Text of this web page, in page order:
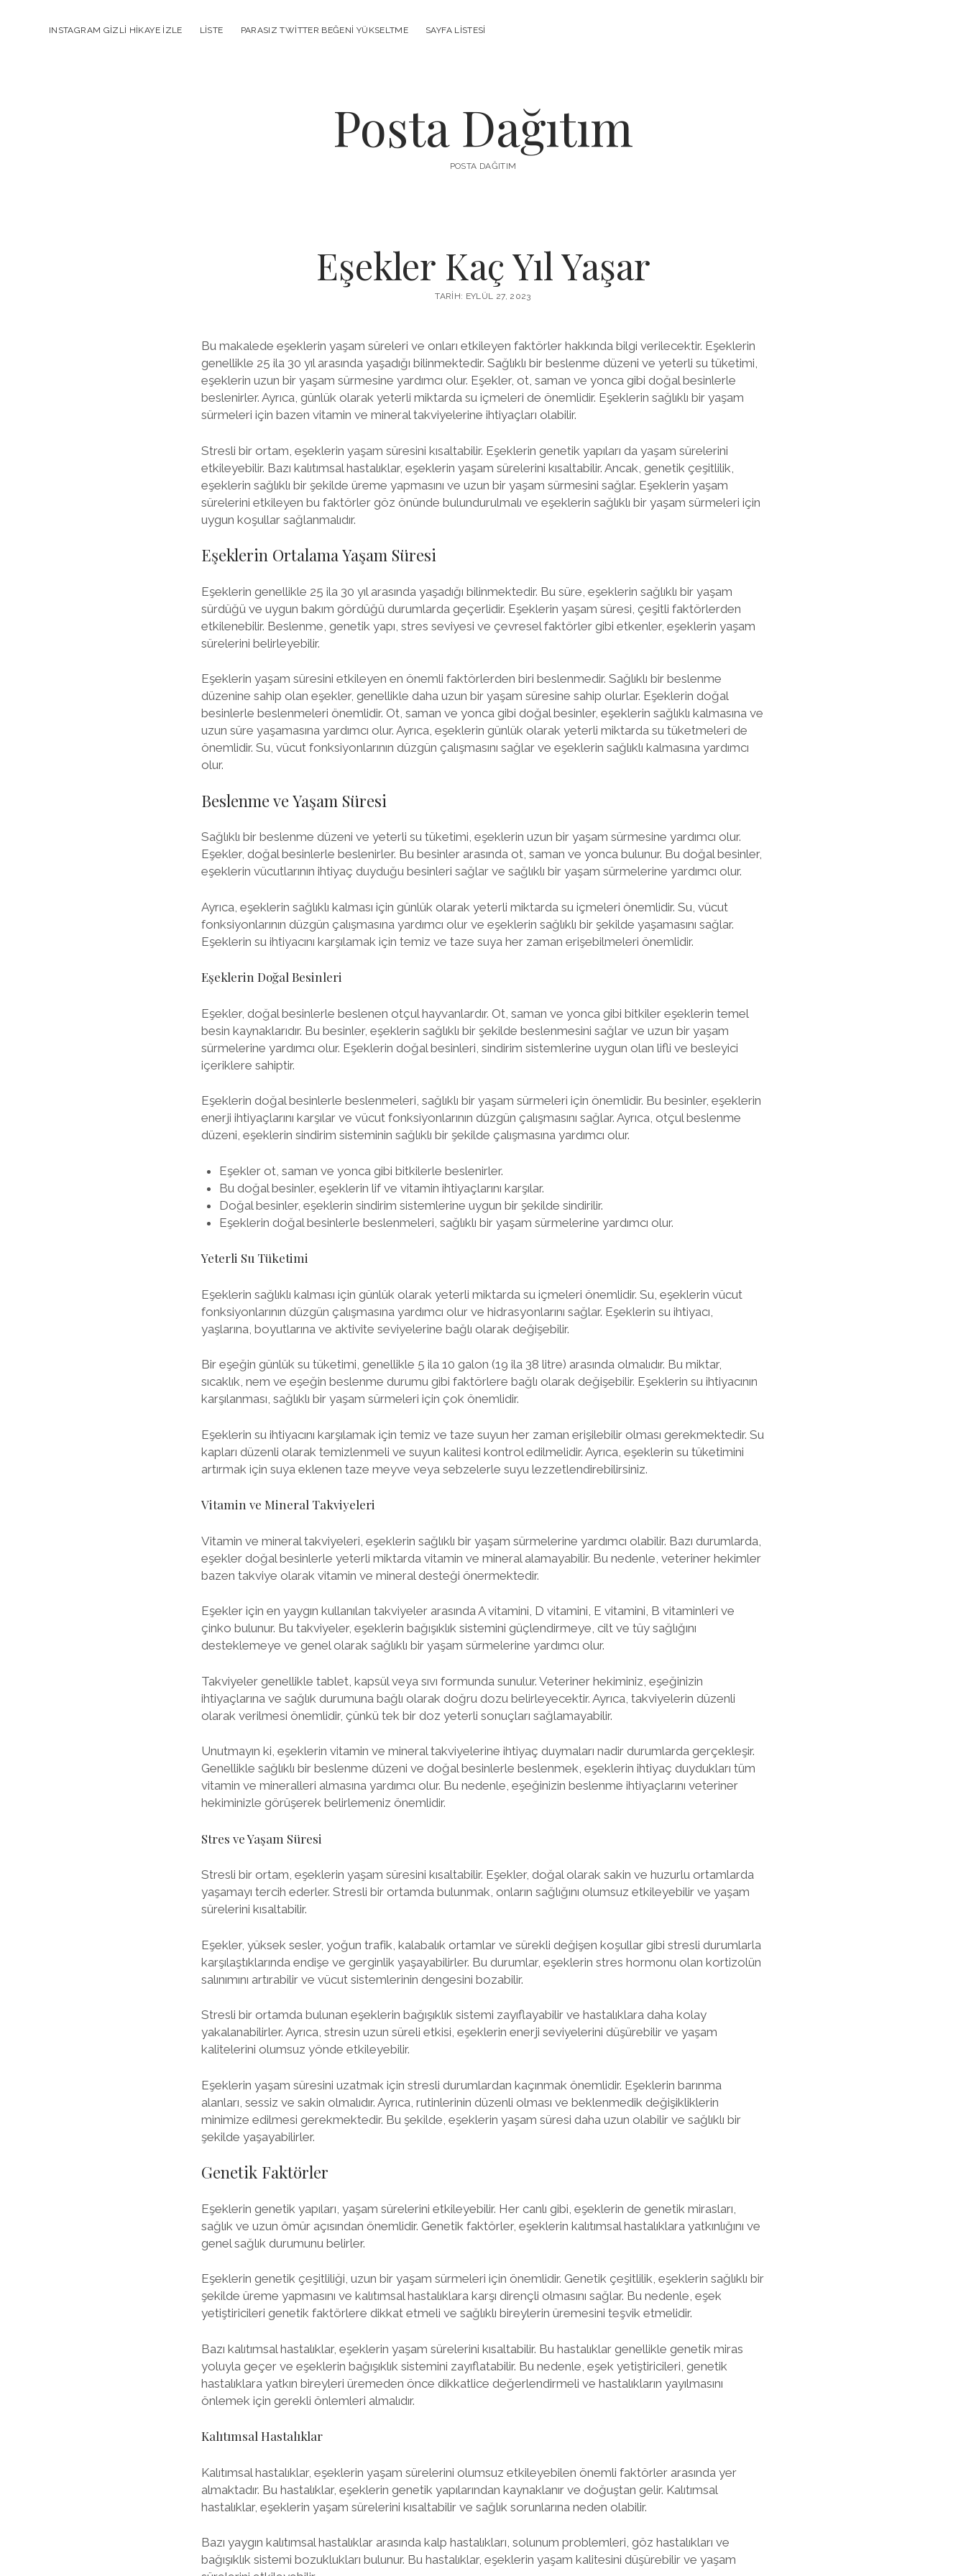
INSTAGRAM GIZLI HIKAYE İZLE LISTE PARASIZ TWITTER BEĞENI YÜKSELTME SAYFA LISTESI
Posta Dağıtım
POSTA DAĞITIM
Eşekler Kaç Yıl Yaşar
TARIH: EYLÜL 27, 2023
Bu makalede eşeklerin yaşam süreleri ve onları etkileyen faktörler hakkında bilgi verilecektir. Eşeklerin
genellikle 25 ila 30 yıl arasında yaşadığı bilinmektedir. Sağlıklı bir beslenme düzeni ve yeterli su tüketimi,
eşeklerin uzun bir yaşam sürmesine yardımcı olur. Eşekler, ot, saman ve yonca gibi doğal besinlerle
beslenirler. Ayrıca, günlük olarak yeterli miktarda su içmeleri de önemlidir. Eşeklerin sağlıklı bir yaşam
sürmeleri için bazen vitamin ve mineral takviyelerine ihtiyaçları olabilir.
Stresli bir ortam, eşeklerin yaşam süresini kısaltabilir. Eşeklerin genetik yapıları da yaşam sürelerini
etkileyebilir. Bazı kalıtımsal hastalıklar, eşeklerin yaşam sürelerini kısaltabilir. Ancak, genetik çeşitlilik,
eşeklerin sağlıklı bir şekilde üreme yapmasını ve uzun bir yaşam sürmesini sağlar. Eşeklerin yaşam
sürelerini etkileyen bu faktörler göz önünde bulundurulmalı ve eşeklerin sağlıklı bir yaşam sürmeleri için
uygun koşullar sağlanmalıdır.
Eşeklerin Ortalama Yaşam Süresi
Eşeklerin genellikle 25 ila 30 yıl arasında yaşadığı bilinmektedir. Bu süre, eşeklerin sağlıklı bir yaşam
sürdüğü ve uygun bakım gördüğü durumlarda geçerlidir. Eşeklerin yaşam süresi, çeşitli faktörlerden
etkilenebilir. Beslenme, genetik yapı, stres seviyesi ve çevresel faktörler gibi etkenler, eşeklerin yaşam
sürelerini belirleyebilir.
Eşeklerin yaşam süresini etkileyen en önemli faktörlerden biri beslenmedir. Sağlıklı bir beslenme
düzenine sahip olan eşekler, genellikle daha uzun bir yaşam süresine sahip olurlar. Eşeklerin doğal
besinlerle beslenmeleri önemlidir. Ot, saman ve yonca gibi doğal besinler, eşeklerin sağlıklı kalmasına ve
uzun süre yaşamasına yardımcı olur. Ayrıca, eşeklerin günlük olarak yeterli miktarda su tüketmeleri de
önemlidir. Su, vücut fonksiyonlarının düzgün çalışmasını sağlar ve eşeklerin sağlıklı kalmasına yardımcı
olur.
Beslenme ve Yaşam Süresi
Sağlıklı bir beslenme düzeni ve yeterli su tüketimi, eşeklerin uzun bir yaşam sürmesine yardımcı olur.
Eşekler, doğal besinlerle beslenirler. Bu besinler arasında ot, saman ve yonca bulunur. Bu doğal besinler,
eşeklerin vücutlarının ihtiyaç duyduğu besinleri sağlar ve sağlıklı bir yaşam sürmelerine yardımcı olur.
Ayrıca, eşeklerin sağlıklı kalması için günlük olarak yeterli miktarda su içmeleri önemlidir. Su, vücut
fonksiyonlarının düzgün çalışmasına yardımcı olur ve eşeklerin sağlıklı bir şekilde yaşamasını sağlar.
Eşeklerin su ihtiyacını karşılamak için temiz ve taze suya her zaman erişebilmeleri önemlidir.
Eşeklerin Doğal Besinleri
Eşekler, doğal besinlerle beslenen otçul hayvanlardır. Ot, saman ve yonca gibi bitkiler eşeklerin temel
besin kaynaklarıdır. Bu besinler, eşeklerin sağlıklı bir şekilde beslenmesini sağlar ve uzun bir yaşam
sürmelerine yardımcı olur. Eşeklerin doğal besinleri, sindirim sistemlerine uygun olan lifli ve besleyici
içeriklere sahiptir.
Eşeklerin doğal besinlerle beslenmeleri, sağlıklı bir yaşam sürmeleri için önemlidir. Bu besinler, eşeklerin
enerji ihtiyaçlarını karşılar ve vücut fonksiyonlarının düzgün çalışmasını sağlar. Ayrıca, otçul beslenme
düzeni, eşeklerin sindirim sisteminin sağlıklı bir şekilde çalışmasına yardımcı olur.
Eşekler ot, saman ve yonca gibi bitkilerle beslenirler.
Bu doğal besinler, eşeklerin lif ve vitamin ihtiyaçlarını karşılar.
Doğal besinler, eşeklerin sindirim sistemlerine uygun bir şekilde sindirilir.
Eşeklerin doğal besinlerle beslenmeleri, sağlıklı bir yaşam sürmelerine yardımcı olur.
Yeterli Su Tüketimi
Eşeklerin sağlıklı kalması için günlük olarak yeterli miktarda su içmeleri önemlidir. Su, eşeklerin vücut
fonksiyonlarının düzgün çalışmasına yardımcı olur ve hidrasyonlarını sağlar. Eşeklerin su ihtiyacı,
yaşlarına, boyutlarına ve aktivite seviyelerine bağlı olarak değişebilir.
Bir eşeğin günlük su tüketimi, genellikle 5 ila 10 galon (19 ila 38 litre) arasında olmalıdır. Bu miktar,
sıcaklık, nem ve eşeğin beslenme durumu gibi faktörlere bağlı olarak değişebilir. Eşeklerin su ihtiyacının
karşılanması, sağlıklı bir yaşam sürmeleri için çok önemlidir.
Eşeklerin su ihtiyacını karşılamak için temiz ve taze suyun her zaman erişilebilir olması gerekmektedir. Su
kapları düzenli olarak temizlenmeli ve suyun kalitesi kontrol edilmelidir. Ayrıca, eşeklerin su tüketimini
artırmak için suya eklenen taze meyve veya sebzelerle suyu lezzetlendirebilirsiniz.
Vitamin ve Mineral Takviyeleri
Vitamin ve mineral takviyeleri, eşeklerin sağlıklı bir yaşam sürmelerine yardımcı olabilir. Bazı durumlarda,
eşekler doğal besinlerle yeterli miktarda vitamin ve mineral alamayabilir. Bu nedenle, veteriner hekimler
bazen takviye olarak vitamin ve mineral desteği önermektedir.
Eşekler için en yaygın kullanılan takviyeler arasında A vitamini, D vitamini, E vitamini, B vitaminleri ve
çinko bulunur. Bu takviyeler, eşeklerin bağışıklık sistemini güçlendirmeye, cilt ve tüy sağlığını
desteklemeye ve genel olarak sağlıklı bir yaşam sürmelerine yardımcı olur.
Takviyeler genellikle tablet, kapsül veya sıvı formunda sunulur. Veteriner hekiminiz, eşeğinizin
ihtiyaçlarına ve sağlık durumuna bağlı olarak doğru dozu belirleyecektir. Ayrıca, takviyelerin düzenli
olarak verilmesi önemlidir, çünkü tek bir doz yeterli sonuçları sağlamayabilir.
Unutmayın ki, eşeklerin vitamin ve mineral takviyelerine ihtiyaç duymaları nadir durumlarda gerçekleşir.
Genellikle sağlıklı bir beslenme düzeni ve doğal besinlerle beslenmek, eşeklerin ihtiyaç duydukları tüm
vitamin ve mineralleri almasına yardımcı olur. Bu nedenle, eşeğinizin beslenme ihtiyaçlarını veteriner
hekiminizle görüşerek belirlemeniz önemlidir.
Stres ve Yaşam Süresi
Stresli bir ortam, eşeklerin yaşam süresini kısaltabilir. Eşekler, doğal olarak sakin ve huzurlu ortamlarda
yaşamayı tercih ederler. Stresli bir ortamda bulunmak, onların sağlığını olumsuz etkileyebilir ve yaşam
sürelerini kısaltabilir.
Eşekler, yüksek sesler, yoğun trafik, kalabalık ortamlar ve sürekli değişen koşullar gibi stresli durumlarla
karşılaştıklarında endişe ve gerginlik yaşayabilirler. Bu durumlar, eşeklerin stres hormonu olan kortizolün
salınımını artırabilir ve vücut sistemlerinin dengesini bozabilir.
Stresli bir ortamda bulunan eşeklerin bağışıklık sistemi zayıflayabilir ve hastalıklara daha kolay
yakalanabilirler. Ayrıca, stresin uzun süreli etkisi, eşeklerin enerji seviyelerini düşürebilir ve yaşam
kalitelerini olumsuz yönde etkileyebilir.
Eşeklerin yaşam süresini uzatmak için stresli durumlardan kaçınmak önemlidir. Eşeklerin barınma
alanları, sessiz ve sakin olmalıdır. Ayrıca, rutinlerinin düzenli olması ve beklenmedik değişikliklerin
minimize edilmesi gerekmektedir. Bu şekilde, eşeklerin yaşam süresi daha uzun olabilir ve sağlıklı bir
şekilde yaşayabilirler.
Genetik Faktörler
Eşeklerin genetik yapıları, yaşam sürelerini etkileyebilir. Her canlı gibi, eşeklerin de genetik mirasları,
sağlık ve uzun ömür açısından önemlidir. Genetik faktörler, eşeklerin kalıtımsal hastalıklara yatkınlığını ve
genel sağlık durumunu belirler.
Eşeklerin genetik çeşitliliği, uzun bir yaşam sürmeleri için önemlidir. Genetik çeşitlilik, eşeklerin sağlıklı bir
şekilde üreme yapmasını ve kalıtımsal hastalıklara karşı dirençli olmasını sağlar. Bu nedenle, eşek
yetiştiricileri genetik faktörlere dikkat etmeli ve sağlıklı bireylerin üremesini teşvik etmelidir.
Bazı kalıtımsal hastalıklar, eşeklerin yaşam sürelerini kısaltabilir. Bu hastalıklar genellikle genetik miras
yoluyla geçer ve eşeklerin bağışıklık sistemini zayıflatabilir. Bu nedenle, eşek yetiştiricileri, genetik
hastalıklara yatkın bireyleri üremeden önce dikkatlice değerlendirmeli ve hastalıkların yayılmasını
önlemek için gerekli önlemleri almalıdır.
Kalıtımsal Hastalıklar
Kalıtımsal hastalıklar, eşeklerin yaşam sürelerini olumsuz etkileyebilen önemli faktörler arasında yer
almaktadır. Bu hastalıklar, eşeklerin genetik yapılarından kaynaklanır ve doğuştan gelir. Kalıtımsal
hastalıklar, eşeklerin yaşam sürelerini kısaltabilir ve sağlık sorunlarına neden olabilir.
Bazı yaygın kalıtımsal hastalıklar arasında kalp hastalıkları, solunum problemleri, göz hastalıkları ve
bağışıklık sistemi bozuklukları bulunur. Bu hastalıklar, eşeklerin yaşam kalitesini düşürebilir ve yaşam